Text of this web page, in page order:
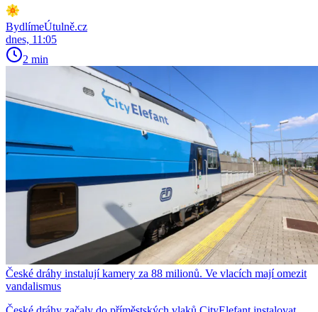
BydlímeÚtulně.cz
dnes, 11:05
2 min
České dráhy instalují kamery za 88 milionů. Ve vlacích mají omezit
vandalismus